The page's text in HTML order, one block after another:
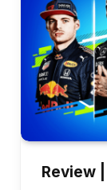
Review |